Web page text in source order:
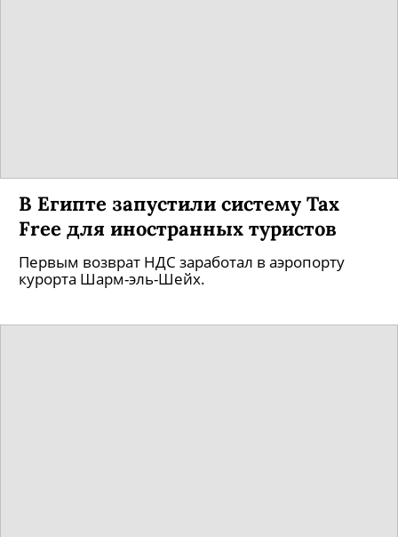
В Египте запустили систему Tax
Free для иностранных туристов
Первым возврат НДС заработал в аэропорту
курорта Шарм-эль-Шейх.